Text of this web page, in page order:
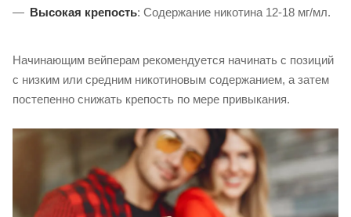
Высокая крепость: Содержание никотина 12-18 мг/мл.
Начинающим вейперам рекомендуется начинать с позиций
с низким или средним никотиновым содержанием, а затем
постепенно снижать крепость по мере привыкания.